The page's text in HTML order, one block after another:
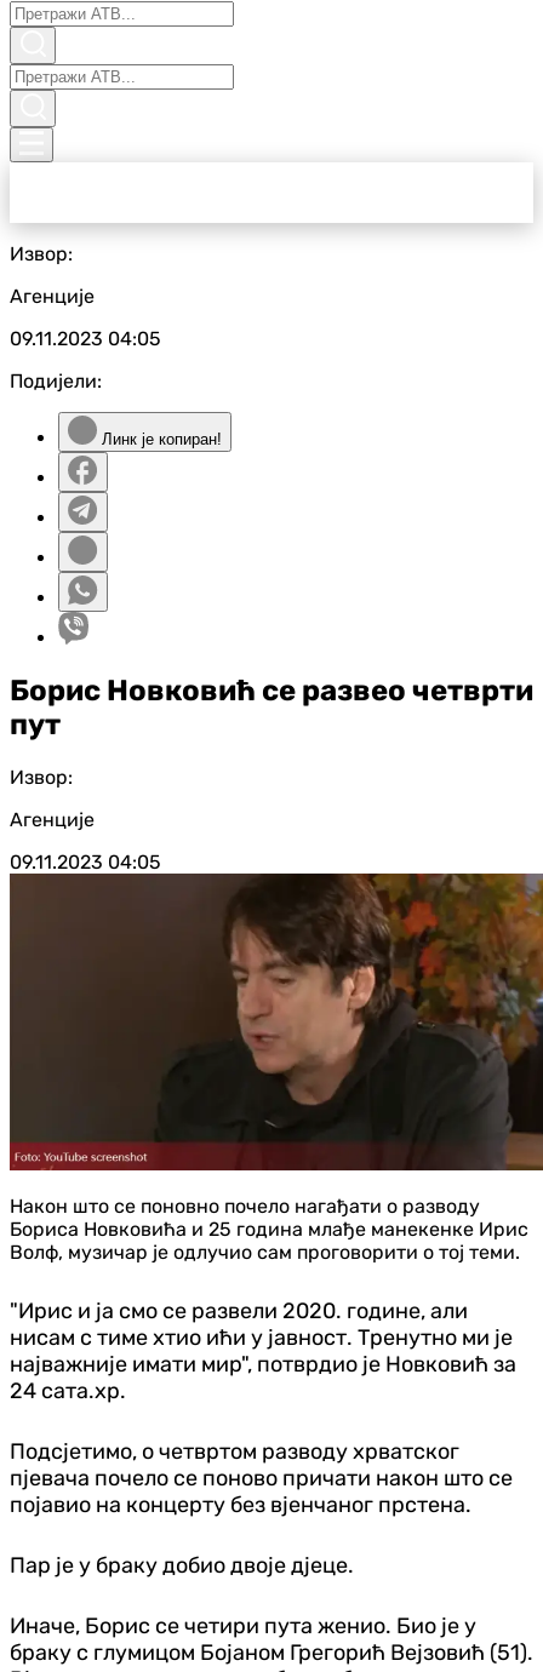
Извор:
Агенције
09.11.2023 04:05
Подијели:
Линк је копиран!
Борис Новковић се развео четврти
пут
Извор:
Агенције
09.11.2023 04:05
Након што се поновно почело нагађати о разводу
Бориса Новковића и 25 година млађе манекенке Ирис
Волф, музичар је одлучио сам проговорити о тој теми.
"Ирис и ја смо се развели 2020. године, али
нисам с тиме хтио ићи у јавност. Тренутно ми је
најважније имати мир", потврдио је Новковић за
24 сата.хр.
Подсјетимо, о четвртом разводу хрватског
пјевача почело се поново причати након што се
појавио на концерту без вјенчаног прстена.
Пар је у браку добио двоје дјеце.
Иначе, Борис се четири пута женио. Био је у
браку с глумицом Бојаном Грегорић Вејзовић (51).